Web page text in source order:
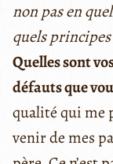
non pas en
quels principes
Quelles sont
défauts que
qualité qui me
venir de mes